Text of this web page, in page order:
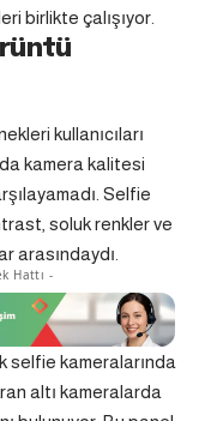
birlikte çalışıyor.
kullanıcıları
kamera kalitesi
Selfie
soluk renkler ve
arasındaydı.
Hattı -
selfie kameralarında
altı kameralarda